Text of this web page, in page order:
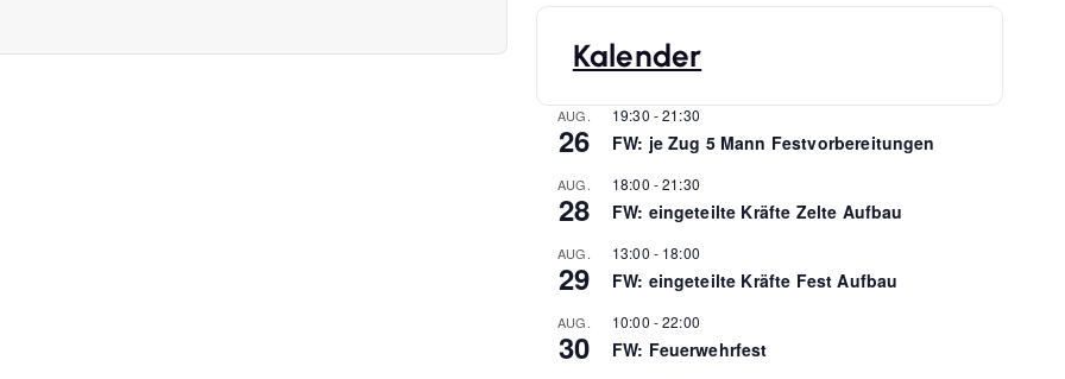
Kalender
AUG.
26
19:30 -21:30
FW: je Zug 5 Mann Festvorbereitungen
AUG.
28
18:00 -21:30
FW: eingeteilte Kräfte Zelte Aufbau
AUG.
29
13:00 - 18:00
FW: eingeteilte Kräfte Fest Aufbau
AUG.
30
10:00 -22:00
FW: Feuerwehrfest